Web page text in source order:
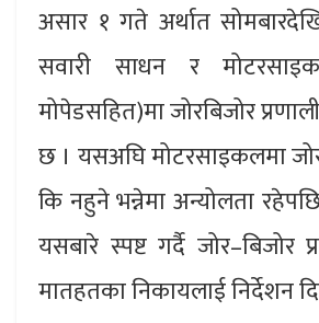
असार १ गते अर्थात
सवारी साधन र
मोपेडसहित)मा जोरबिजोर
छ । यसअघि मोटरसाइकलमा
कि नहुने भन्नेमा अन्योलता
यसबारे स्पष्ट गर्दै जोर–बिजोर
मातहतका निकायलाई निर्देशन